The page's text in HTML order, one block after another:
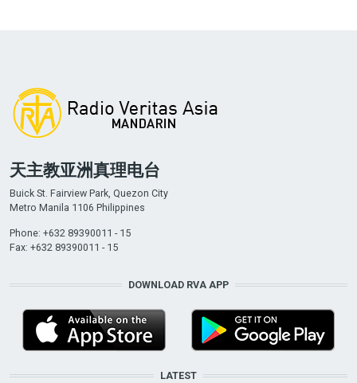
天主教亚洲真理电台
Buick St. Fairview Park, Quezon City
Metro Manila 1106 Philippines
Phone: +632 89390011 - 15
Fax: +632 89390011 - 15
DOWNLOAD RVA APP
LATEST